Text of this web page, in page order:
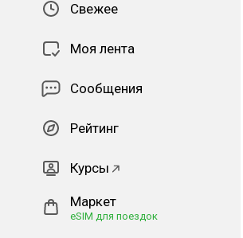
Свежее
Моя лента
Сообщения
Рейтинг
Курсы
Маркет
eSIM для поездок